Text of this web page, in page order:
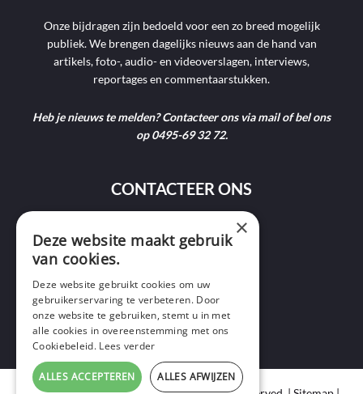
Onze bijdragen zijn bedoeld voor een zo breed mogelijk
publiek. We brengen dagelijks nieuws aan de hand van
artikels, foto-, audio- en videoverslagen, interviews,
reportages en commentaarstukken.
Heb je nieuws te melden? Contacteer ons via mail of bel ons
op 0495-69 32 72.
CONTACTEER ONS
9400 Ninove
+32 495 69 32 72
×
Deze website maakt gebruik
van cookies.
Deze website gebruikt cookies om uw
gebruikerservaring te verbeteren. Door
onze website te gebruiken, stemt u in met
alle cookies in overeenstemming met ons
Cookiebeleid. Lees verder
ALLES ACCEPTEREN ALLES AFWIJZEN